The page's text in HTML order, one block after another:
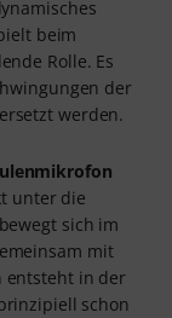
beim
Rolle. Es
der
werden.
unter die
sich im
mit
entsteht in der
schon